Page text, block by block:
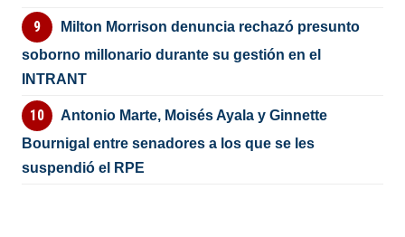
Milton Morrison denuncia rechazó presunto
soborno millonario durante su gestión en el
INTRANT
Antonio Marte, Moisés Ayala y Ginnette
Bournigal entre senadores a los que se les
suspendió el RPE